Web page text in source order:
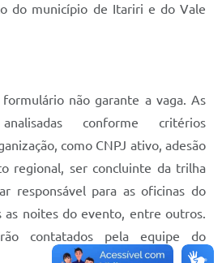
do município de Itariri e do Vale
não garante a vaga. As
conforme critérios
como CNPJ ativo, adesão
regional, ser concluinte da trilha
responsável para as oficinas do
as noites do evento, entre outros.
contatados pela equipe do